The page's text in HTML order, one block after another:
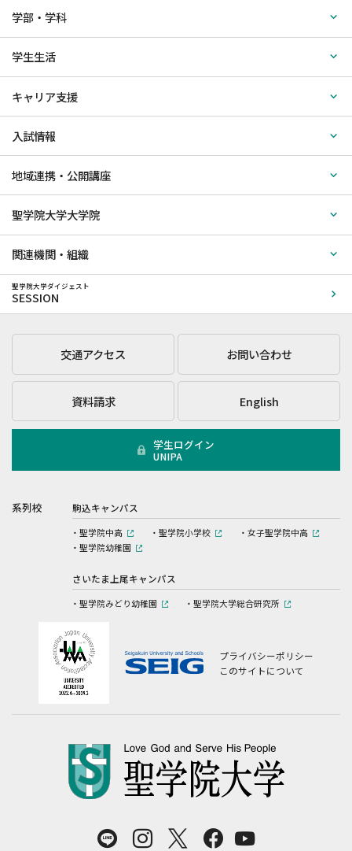
学部・学科
学生生活
キャリア支援
入試情報
地域連携・公開講座
聖学院大学大学院
関連機関・組織
聖学院大学ダイジェスト
SESSION
交通アクセス お問い合わせ
資料請求 English
系列校 駒込キャンパス
聖学院中高 聖学院小学校
女子聖学院中高
聖学院幼稚園
さいたま上尾キャンパス
聖学院みどり幼稚園 聖学院大学総合研究所
学生ログイン
UNIPA
プライバシーポリシー
このサイトについて